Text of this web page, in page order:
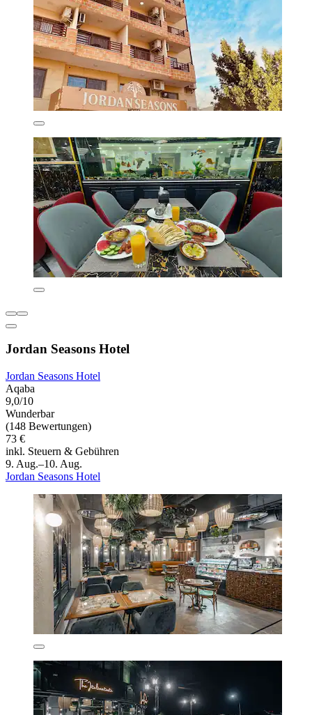
Jordan Seasons Hotel
Jordan Seasons Hotel
Aqaba
9,0/10
Wunderbar
(148 Bewertungen)
73 €
inkl. Steuern & Gebühren
9. Aug.–10. Aug.
Jordan Seasons Hotel